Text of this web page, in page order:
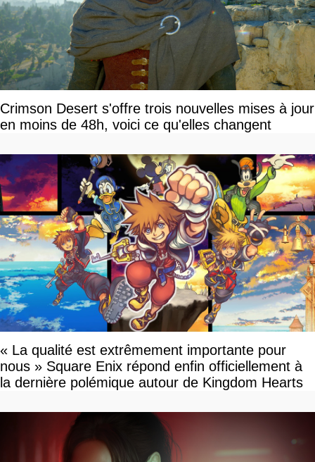
Crimson Desert s'offre trois nouvelles mises à jour
en moins de 48h, voici ce qu'elles changent
« La qualité est extrêmement importante pour
nous » Square Enix répond enfin officiellement à
la dernière polémique autour de Kingdom Hearts